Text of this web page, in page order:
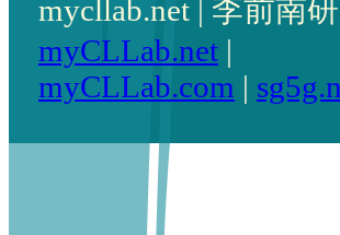
mycllab.net | 李前南
myCLLab.net|
myCLLab.com |